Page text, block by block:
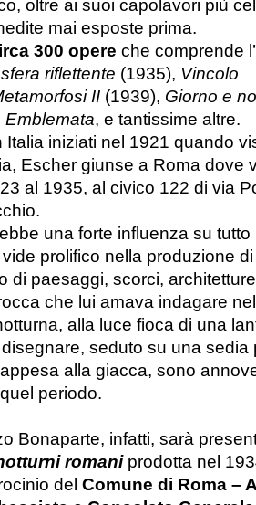
oltre ai suoi capolavori più
mai esposte prima.
300 opere che comprende
riflettente (1935), Vincolo
II (1939), Giorno e
Emblemata, e tantissime altre.
Italia iniziati nel 1921 quando
Escher giunse a Roma dove
al 1935, al civico 122 di via
una forte influenza su
prolifico nella produzione
di paesaggi, scorci,
che lui amava indagare
alla luce fioca di una
seduto su una sedia
alla giacca, sono
periodo.
Bonaparte, infatti, sarà
romaniprodotta nel
del Comune di Roma –